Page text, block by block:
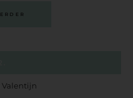
Valentijn